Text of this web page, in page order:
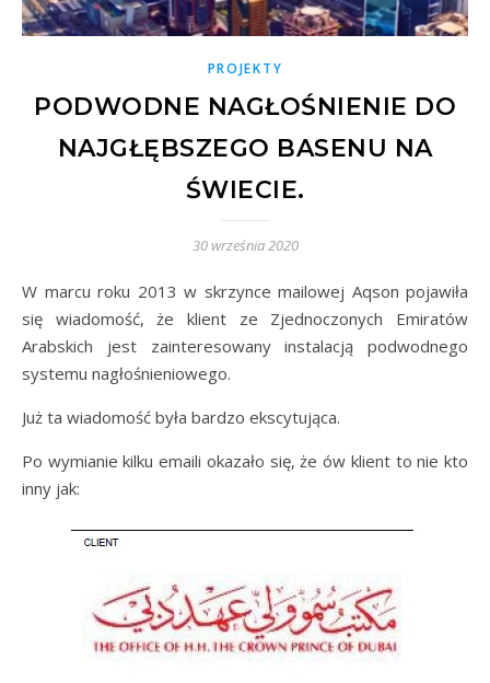
PROJEKTY
PODWODNE NAGŁOŚNIENIE DO
NAJGŁĘBSZEGO BASENU NA
ŚWIECIE.
30 września 2020
W marcu roku 2013 w skrzynce mailowej Aqson pojawiła
się wiadomość, że klient ze Zjednoczonych Emiratów
Arabskich jest zainteresowany instalacją podwodnego
systemu nagłośnieniowego.
Już ta wiadomość była bardzo ekscytująca.
Po wymianie kilku emaili okazało się, że ów klient to nie kto
inny jak: